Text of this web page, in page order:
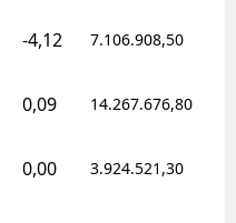
-4,12 7.106.908,50
0,09 14.267.676,80
0,00 3.924.521,30